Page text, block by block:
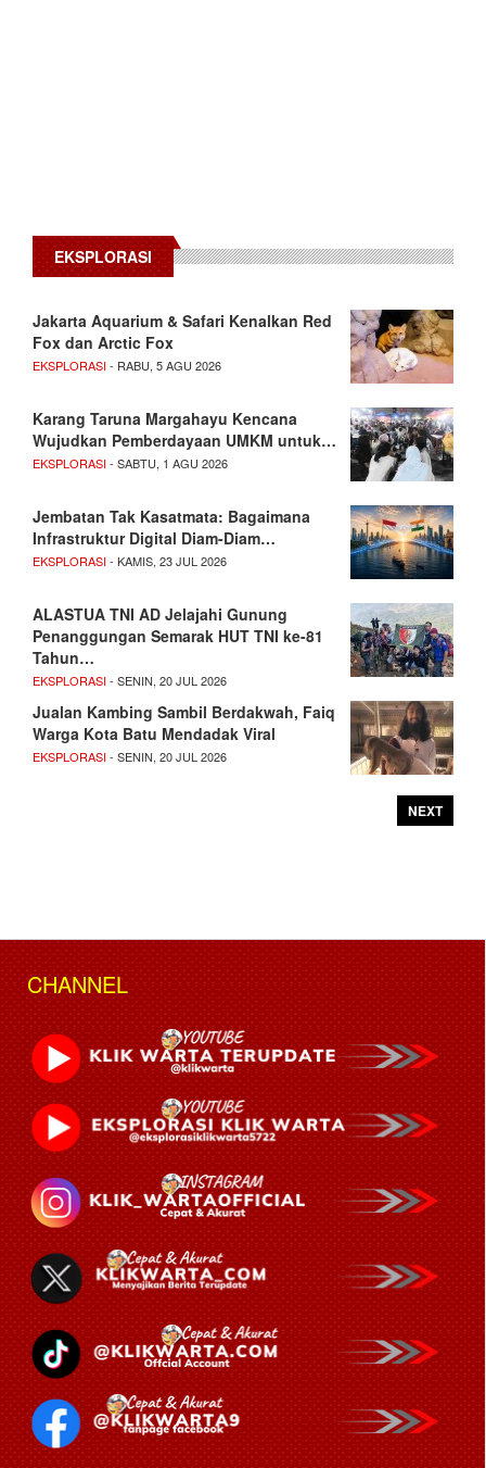
EKSPLORASI
Jakarta Aquarium & Safari Kenalkan Red
Fox dan Arctic Fox
EKSPLORASI- RABU, 5 AGU 2026
Karang Taruna Margahayu Kencana
Wujudkan Pemberdayaan UMKM untuk…
EKSPLORASI- SABTU, 1 AGU 2026
Jembatan Tak Kasatmata: Bagaimana
Infrastruktur Digital Diam-Diam…
EKSPLORASI- KAMIS, 23 JUL 2026
ALASTUA TNI AD Jelajahi Gunung
Penanggungan Semarak HUT TNI ke-81
Tahun…
EKSPLORASI- SENIN, 20 JUL 2026
Jualan Kambing Sambil Berdakwah, Faiq
Warga Kota Batu Mendadak Viral
EKSPLORASI- SENIN, 20 JUL 2026
NEXT
CHANNEL